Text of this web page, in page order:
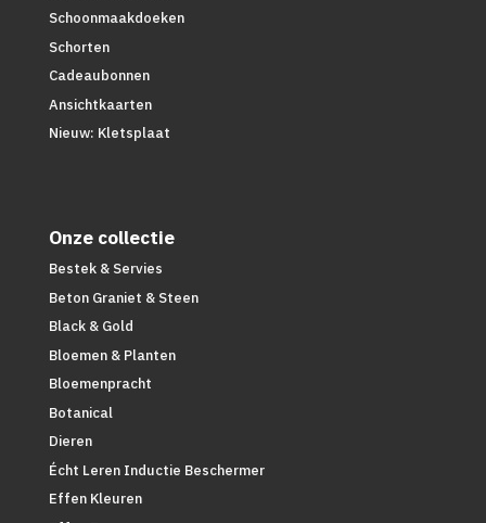
Schoonmaakdoeken
Schorten
Cadeaubonnen
Ansichtkaarten
Nieuw: Kletsplaat
Onze collectie
Bestek & Servies
Beton Graniet & Steen
Black & Gold
Bloemen & Planten
Bloemenpracht
Botanical
Dieren
Écht Leren Inductie Beschermer
Effen Kleuren